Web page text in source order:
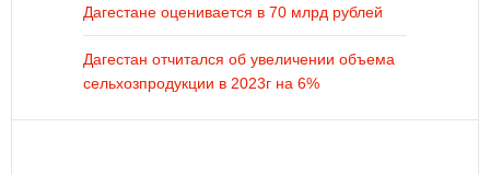
Дагестане оценивается в 70 млрд рублей
Дагестан отчитался об увеличении объема
сельхозпродукции в 2023г на 6%